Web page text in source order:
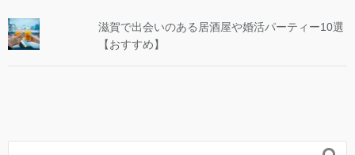
滋賀で出会いのある居酒屋や婚活パーティー10選
【おすすめ】